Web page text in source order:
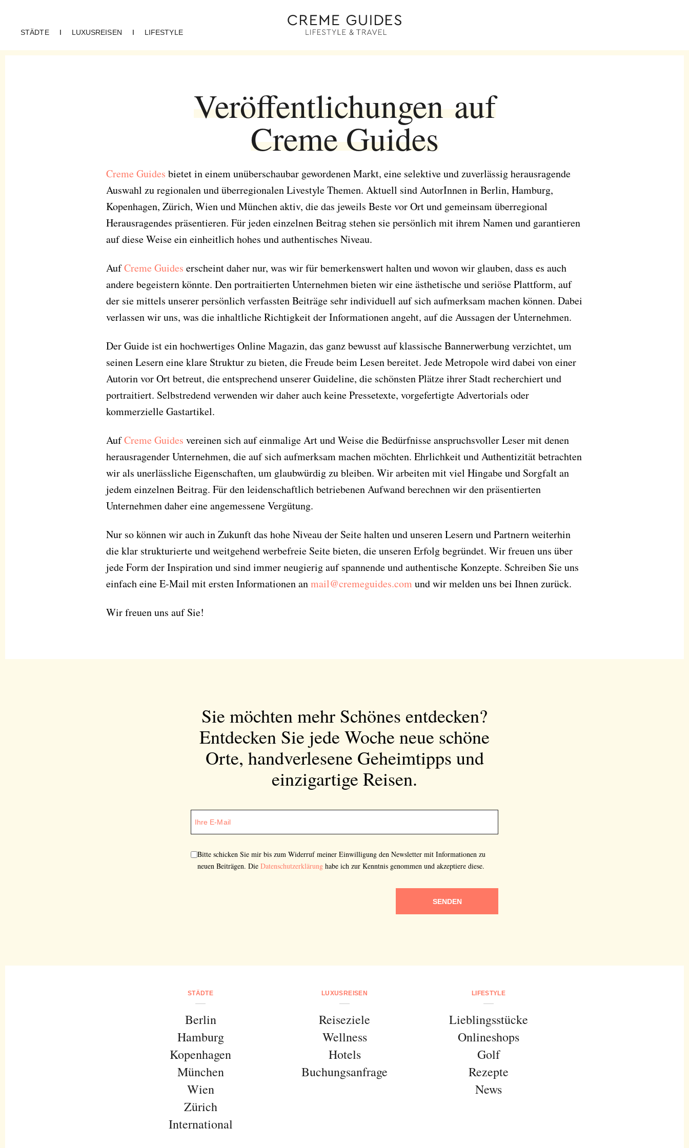
STÄDTE I LUXUSREISEN I LIFESTYLE
Veröffentlichungen auf
Creme Guides
Creme Guides bietet in einem unüberschaubar gewordenen Markt, eine selektive und zuverlässig herausragende
Auswahl zu regionalen und überregionalen Livestyle Themen. Aktuell sind AutorInnen in Berlin, Hamburg,
Kopenhagen, Zürich, Wien und München aktiv, die das jeweils Beste vor Ort und gemeinsam überregional
Herausragendes präsentieren. Für jeden einzelnen Beitrag stehen sie persönlich mit ihrem Namen und garantieren
auf diese Weise ein einheitlich hohes und authentisches Niveau.
AufCreme Guides erscheint daher nur, was wir für bemerkenswert halten und wovon wir glauben, dass es auch
andere begeistern könnte. Den portraitierten Unternehmen bieten wir eine ästhetische und seriöse Plattform, auf
der sie mittels unserer persönlich verfassten Beiträge sehr individuell auf sich aufmerksam machen können. Dabei
verlassen wir uns, was die inhaltliche Richtigkeit der Informationen angeht, auf die Aussagen der Unternehmen.
Der Guide ist ein hochwertiges Online Magazin, das ganz bewusst auf klassische Bannerwerbung verzichtet, um
seinen Lesern eine klare Struktur zu bieten, die Freude beim Lesen bereitet. Jede Metropole wird dabei von einer
Autorin vor Ort betreut, die entsprechend unserer Guideline, die schönsten Plätze ihrer Stadt recherchiert und
portraitiert. Selbstredend verwenden wir daher auch keine Pressetexte, vorgefertigte Advertorials oder
kommerzielle Gastartikel.
AufCreme Guides vereinen sich auf einmalige Art und Weise die Bedürfnisse anspruchsvoller Leser mit denen
herausragender Unternehmen, die auf sich aufmerksam machen möchten. Ehrlichkeit und Authentizität betrachten
wir als unerlässliche Eigenschaften, um glaubwürdig zu bleiben. Wir arbeiten mit viel Hingabe und Sorgfalt an
jedem einzelnen Beitrag. Für den leidenschaftlich betriebenen Aufwand berechnen wir den präsentierten
Unternehmen daher eine angemessene Vergütung.
Nur so können wir auch in Zukunft das hohe Niveau der Seite halten und unseren Lesern und Partnern weiterhin
die klar strukturierte und weitgehend werbefreie Seite bieten, die unseren Erfolg begründet. Wir freuen uns über
jede Form der Inspiration und sind immer neugierig auf spannende und authentische Konzepte. Schreiben Sie uns
einfach eine E-Mail mit ersten Informationen anmail@cremeguides.comund wir melden uns bei Ihnen zurück.
Wir freuen uns auf Sie!
Sie möchten mehr Schönes entdecken?
Entdecken Sie jede Woche neue schöne
Orte, handverlesene Geheimtipps und
einzigartige Reisen.
Bitte schicken Sie mir bis zum Widerruf meiner Einwilligung den Newsletter mit Informationen zu
neuen Beiträgen. Die Datenschutzerklärung habe ich zur Kenntnis genommen und akzeptiere diese.
SENDEN
STÄDTE
Berlin
Hamburg
Kopenhagen
München
Wien
Zürich
International
LUXUSREISEN
Reiseziele
Wellness
Hotels
Buchungsanfrage
LIFESTYLE
Lieblingsstücke
Onlineshops
Golf
Rezepte
News
Abonnieren Sie
Bitte schicken Sie mir bis zum Widerruf meiner
Einwilligung den Newsletter mit Informationen zu
neuen Beiträgen. DieDatenschutzerklärung habe ich
zur Kenntnis genommen und akzeptiere diese.
SENDEN